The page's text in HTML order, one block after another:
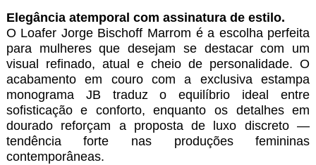
Elegância atemporal com assinatura de estilo.
O Loafer Jorge Bischoff Marrom é a escolha perfeita
para mulheres que desejam se destacar com um
visual refinado, atual e cheio de personalidade. O
acabamento em couro com a exclusiva estampa
monograma JB traduz o equilíbrio ideal entre
sofisticação e conforto, enquanto os detalhes em
dourado reforçam a proposta de luxo discreto —
tendência forte nas produções femininas
contemporâneas.